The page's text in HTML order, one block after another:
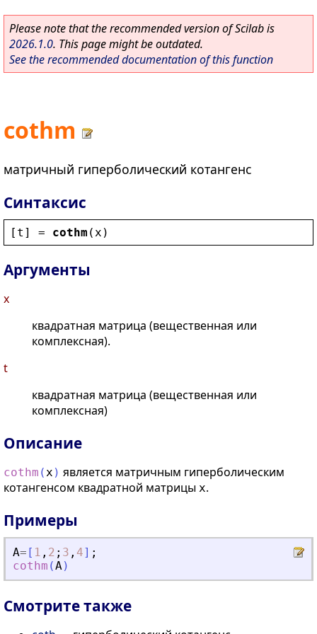
Please note that the recommended version of Scilab is
2026.1.0. This page might be outdated.
See the recommended documentation of this function
cothm
матричный гиперболический котангенс
Синтаксис
[ t ] = cothm ( x )
Аргументы
x
квадратная матрица (вещественная или
комплексная).
t
квадратная матрица (вещественная или
комплексная)
Описание
cothm (x ) является матричным гиперболическим
котангенсом квадратной матрицы x.
Примеры
A= [ 1 , 2 ; 3 , 4] ;
cothm (A)
Смотрите также